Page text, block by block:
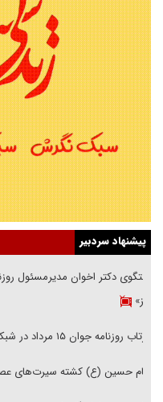
پیشنهاد سردبیر
گفتگوی دکتر اخوان مدیرمسئول
هرمز»
بازتاب روزنامه جوان ۱۵ مرداد در شبکه خبر
امام حسین (ع) کشته سیرت‌های